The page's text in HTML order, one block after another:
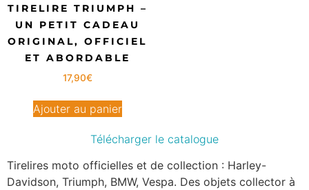
TIRELIRE TRIUMPH –
UN PETIT CADEAU
ORIGINAL, OFFICIEL
ET ABORDABLE
17,90€
Ajouter au panier
Télécharger le catalogue
Tirelires moto officielles et de collection : Harley-
Davidson, Triumph, BMW, Vespa. Des objets collector à